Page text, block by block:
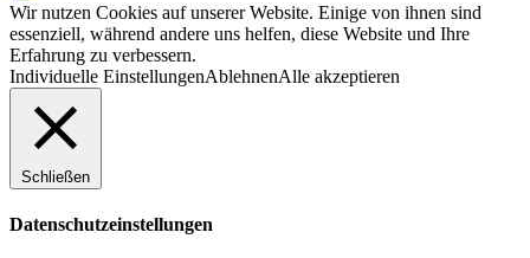
Wir nutzen Cookies auf unserer Website. Einige von ihnen sind
essenziell, während andere uns helfen, diese Website und Ihre
Erfahrung zu verbessern.
Individuelle EinstellungenAblehnenAlle akzeptieren
Schließen
Datenschutzeinstellungen